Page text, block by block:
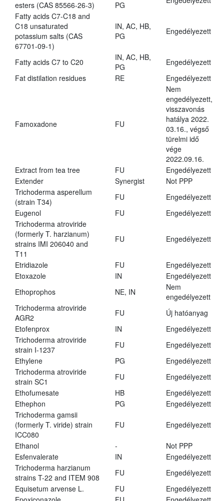
esters (CAS 85566-26-3)
PG
Fatty acids C7-C18 and
C18 unsaturated
potassium salts (CAS
67701-09-1)
IN, AC, HB,
PG
Engedélyezett
Fatty acids C7 to C20
IN, AC, HB,
PG
Engedélyezett
Fat distilation residues
RE Engedélyezett
Famoxadone FU
Nem
engedélyezett,
visszavonás
hatálya 2022.
03.16., végső
türelmi idő
vége
2022.09.16.
Extract from tea tree
FU
Engedélyezett
Extender
Synergist
Not PPP
Trichoderma asperellum
(strain T34)
FU
Engedélyezett
Eugenol
FU
Engedélyezett
Trichoderma atroviride
(formerly T. harzianum)
strains IMI 206040 and
T11
FU Engedélyezett
Etridiazole FU
Engedélyezett
Etoxazole
IN
Engedélyezett
Ethoprophos
NE, IN
Nem
engedélyezett
Trichoderma atroviride
AGR2
FU
Új hatóanyag
Etofenprox
IN
Engedélyezett
Trichoderma atroviride
strain I-1237
FU
Engedélyezett
Ethylene
PG
Engedélyezett
Trichoderma atroviride
strain SC1
FU
Engedélyezett
Ethofumesate
HB
Engedélyezett
Ethephon
PG
Engedélyezett
Trichoderma gamsii
(formerly T. viride) strain
ICC080
FU Engedélyezett
Ethanol -
Not PPP
Esfenvalerate
IN
Engedélyezett
Trichoderma harzianum
strains T-22 and ITEM 908
FU
Engedélyezett
Equisetum arvense L.
FU
Engedélyezett